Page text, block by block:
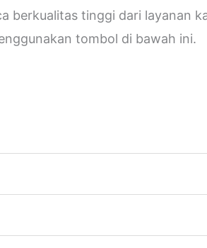
berkualitas tinggi dari layanan
tombol di bawah ini.